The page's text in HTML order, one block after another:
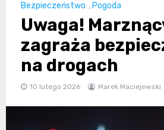
Bezpieczeństwo ,Pogoda
Uwaga!
zagraża
na drogach
10 lutego 2026 Marek Maciejewski